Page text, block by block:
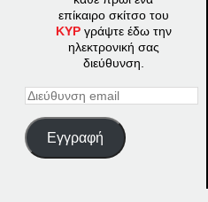
επίκαιρο σκίτσο του
ΚΥΡγράψτε έδω την
ηλεκτρονική σας
διεύθυνση.
Διεύθυνση
Εγγραφή